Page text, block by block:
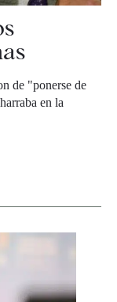
de "ponerse de
en la